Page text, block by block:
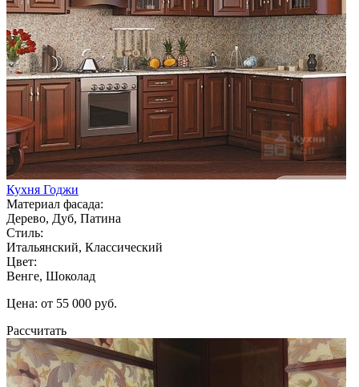
Кухня Годжи
Материал фасада:
Дерево, Дуб, Патина
Стиль:
Итальянский, Классический
Цвет:
Венге, Шоколад
Цена: от 55 000 руб.
Рассчитать